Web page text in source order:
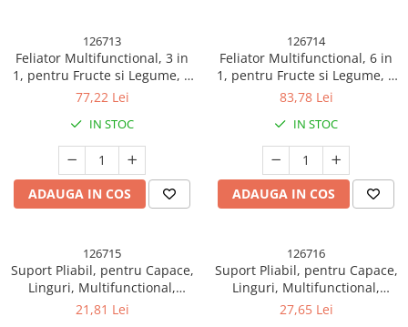
126713
Feliator Multifunctional, 3 in
1, pentru Fructe si Legume, 6
Piese, Maner, Lame de Inox,
Mana, ABS, 35x12x9.4 cm,
Verde
77,22 Lei
IN STOC
ADAUGA IN COS
126714
Feliator Multifunctional, 6 in
1, pentru Fructe si Legume, 9
Piese, Maner, Lame de Inox,
Mana, ABS, 35x12x9.4 cm,
Verde
83,78 Lei
IN STOC
ADAUGA IN COS
126715
Suport Pliabil, pentru Capace,
Linguri, Multifunctional,
Plasare pe Blatul de
21,81 Lei
126716
Suport Pliabil, pentru Capace,
Linguri, Multifunctional,
Plasare pe Blatul de
27,65 Lei